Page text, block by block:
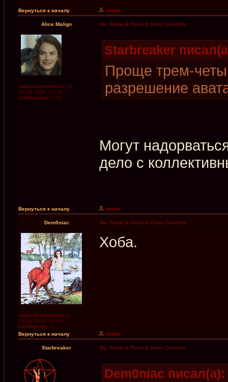
Вернуться к началу
Alice Malign Re: Flame & Flood & Other Comforts
Зарегистрирован: Ср
20.09.2006, 07:38
Сообщения: 6781
Starbreaker
Проще трем-
разрешение
Могут
дело с
Вернуться к началу
Dem0niac Re: Flame & Flood & Other Comforts
Зарегистрирован: Вс
03.06.2018, 01:04
Сообщения: 9
Хоба.
Вернуться к началу
Starbreaker Re: Flame & Flood & Other Comforts
Dem0niac писал(а):